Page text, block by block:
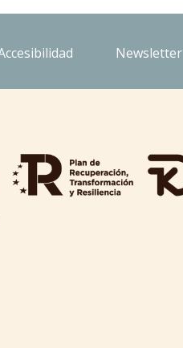
Newsletter